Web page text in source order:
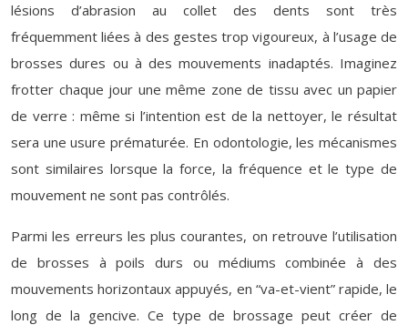
lésions d’abrasion au collet des dents sont très
fréquemment liées à des gestes trop vigoureux, à l’usage de
brosses dures ou à des mouvements inadaptés. Imaginez
frotter chaque jour une même zone de tissu avec un papier
de verre : même si l’intention est de la nettoyer, le résultat
sera une usure prématurée. En odontologie, les mécanismes
sont similaires lorsque la force, la fréquence et le type de
mouvement ne sont pas contrôlés.
Parmi les erreurs les plus courantes, on retrouve l’utilisation
de brosses à poils durs ou médiums combinée à des
mouvements horizontaux appuyés, en “va-et-vient” rapide, le
long de la gencive. Ce type de brossage peut créer de